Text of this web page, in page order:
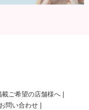
載ご希望の店舗様へ
お問い合わせ